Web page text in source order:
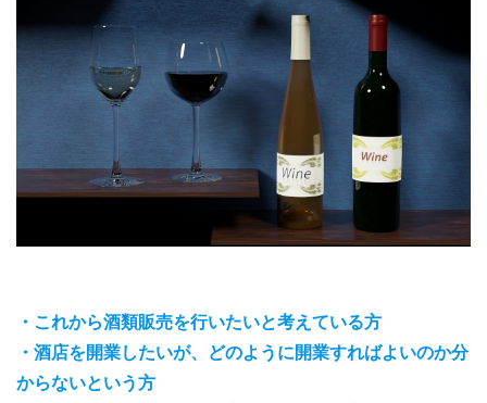
・これから酒類販売を行いたいと考えている方
・酒店を開業したいが、どのように開業すればよいのか分
からないという方